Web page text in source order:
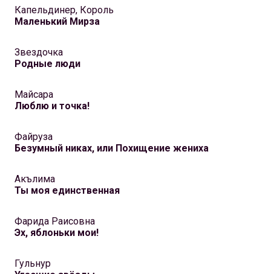
Капельдинер, Король
Маленький Мирза
Звездочка
Родные люди
Майсара
Люблю и точка!
Файруза
Безумный никах, или Похищение жениха
Акълима
Ты моя единственная
Фарида Раисовна
Эх, яблоньки мои!
Гульнур